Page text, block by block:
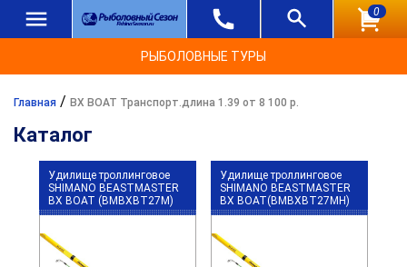
0
РЫБОЛОВНЫЕ ТУРЫ
Главная / BX BOAT Транспорт.длина 1.39 от 8 100 р.
Каталог
Удилище троллинговое
SHIMANO BEASTMASTER
BX BOAT (BMBXBT27M)
Удилище троллинговое
SHIMANO BEASTMASTER
BX BOAT(BMBXBT27MH)